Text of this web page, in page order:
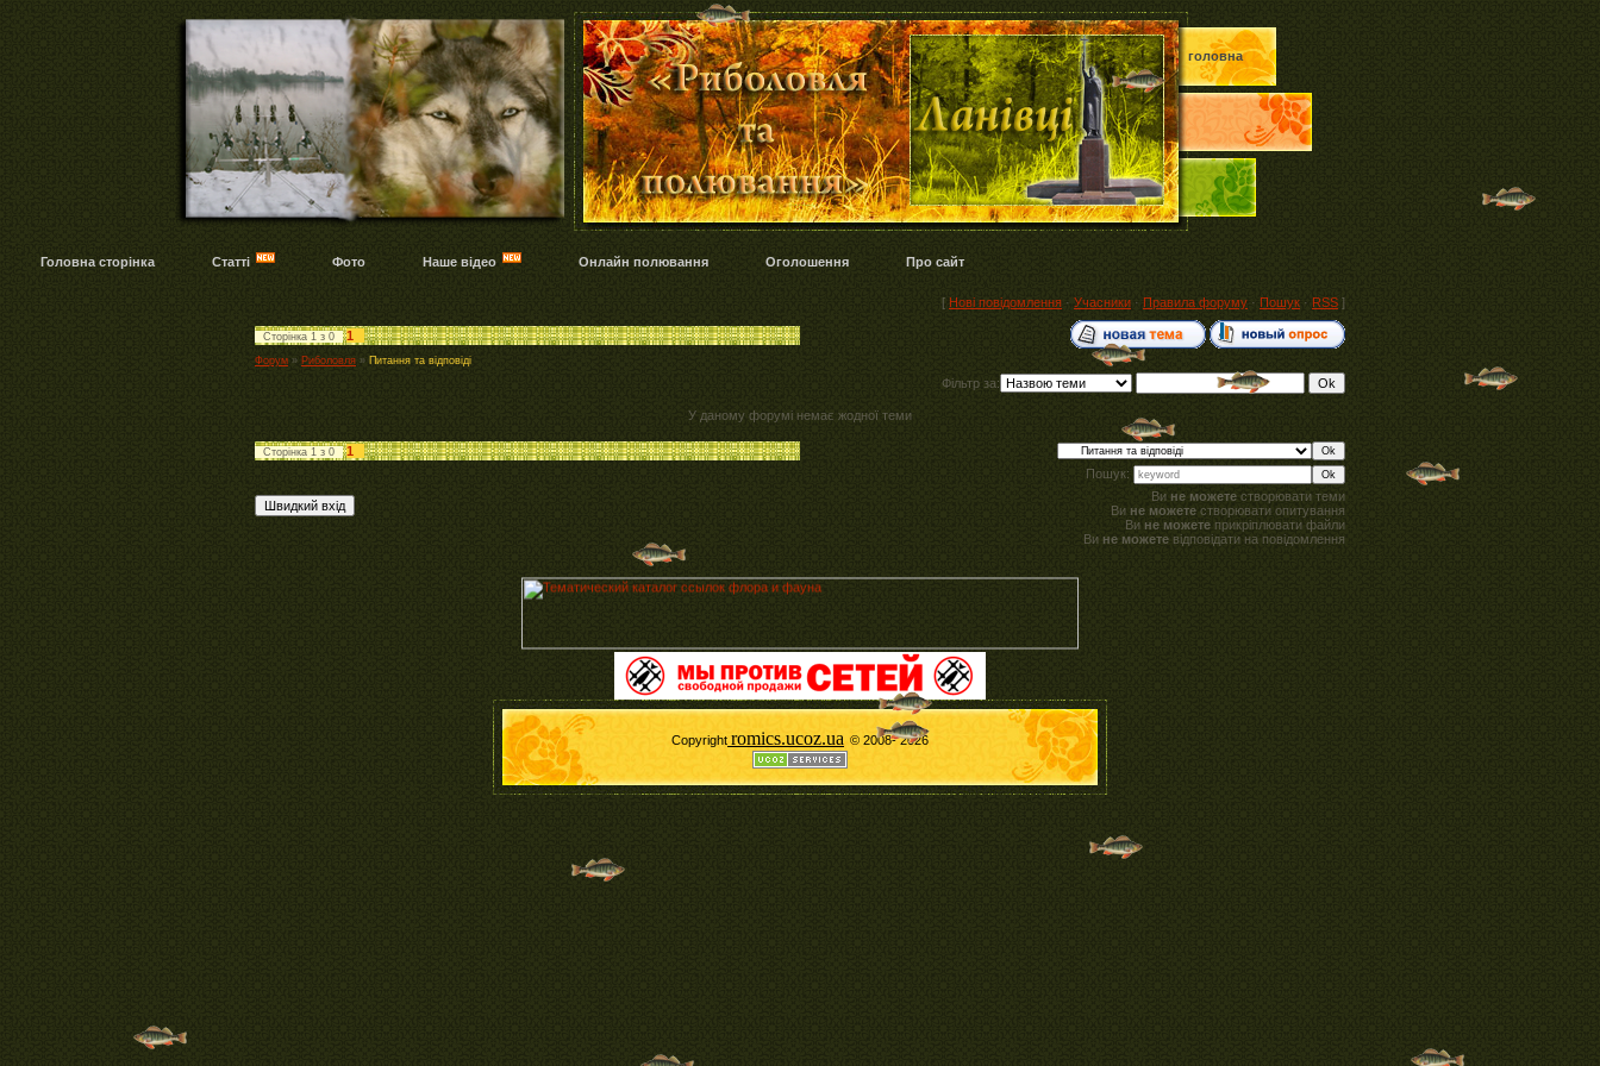
головна
Головна сторінка Статті Фото Наше відео Онлайн полювання Оголошення Про сайт
[ Нові повідомлення · Учасники · Правила форуму · Пошук · RSS ]
Сторінка 1 з 0 1
Форум » Риболовля » Питання та відповіді
Фільтр за:
У даному форумі немає жодної теми
Сторінка 1 з 0
1
Пошук:
Ви не можете створювати теми
Ви не можете створювати опитування
Ви не можете прикріплювати файли
Ви не можете відповідати на повідомлення
Copyright romics.ucoz.ua © 2008- 2026